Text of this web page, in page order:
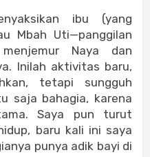
ibu (yang
Mbah Uti—panggilan
Naya dan
Inilah aktivitas baru,
tetapi sungguh
saja bahagia, karena
Saya pun turut
baru kali ini saya
punya adik bayi di